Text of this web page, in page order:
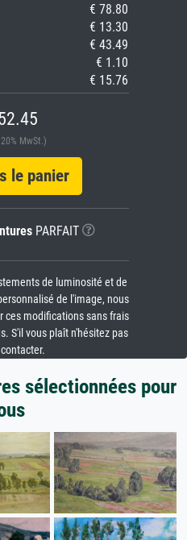
€ 78.80
€ 13.30
€ 43.49
€ 1.10
€ 15.76
MwSt.)
panier
PARFAIT
de luminosité et de
de l'image, nous
ces modifications sans frais
S'il vous plaît n'hésitez pas
sélectionnées pour